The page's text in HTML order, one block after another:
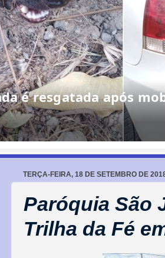
é resgatada após
TERÇA-FEIRA, 18 DE SETEMBRO DE
Paróquia São
Trilha da Fé